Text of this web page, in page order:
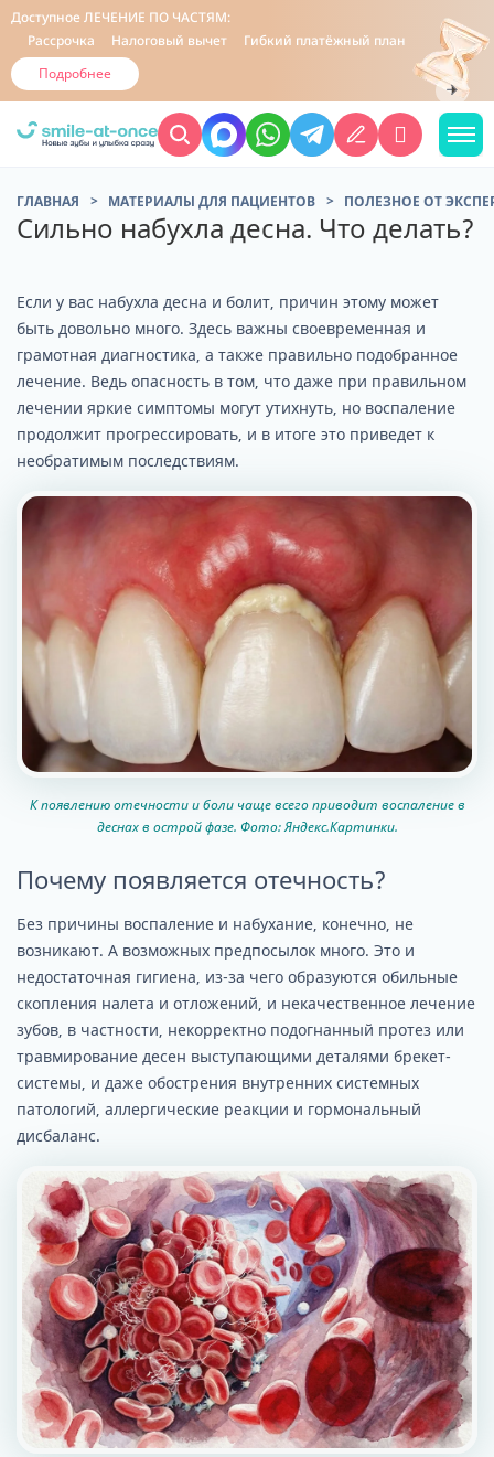
Доступное ЛЕЧЕНИЕ ПО ЧАСТЯМ:
Рассрочка
Налоговый вычет Гибкий платёжный план
Подробнее
ГЛАВНАЯ МАТЕРИАЛЫ ДЛЯ ПАЦИЕНТОВ ПОЛЕЗНОЕ ОТ
Сильно набухла десна. Что делать?
Если у вас набухла десна и болит, причин этому может
быть довольно много. Здесь важны своевременная и
грамотная диагностика, а также правильно подобранное
лечение. Ведь опасность в том, что даже при правильном
лечении яркие симптомы могут утихнуть, но воспаление
продолжит прогрессировать, и в итоге это приведет к
необратимым последствиям.
К появлению отечности и боли чаще всего приводит воспаление в
деснах в острой фазе. Фото: Яндекс.Картинки.
Почему появляется отечность?
Без причины воспаление и набухание, конечно, не
возникают. А возможных предпосылок много. Это и
недостаточная гигиена, из-за чего образуются обильные
скопления налета и отложений, и некачественное лечение
зубов, в частности, некорректно подогнанный протез или
травмирование десен выступающими деталями брекет-
системы, и даже обострения внутренних системных
патологий, аллергические реакции и гормональный
дисбаланс.